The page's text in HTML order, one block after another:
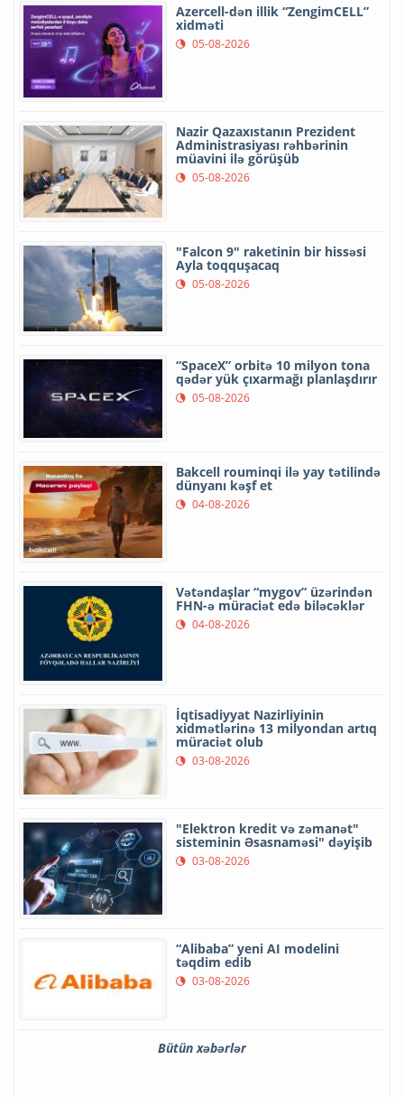
Azercell-dən illik “ZengimCELL”
xidməti
05-08-2026
Nazir Qazaxıstanın Prezident
Administrasiyası rəhbərinin
müavini ilə görüşüb
05-08-2026
"Falcon 9" raketinin bir hissəsi
Ayla toqquşacaq
05-08-2026
“SpaceX” orbitə 10 milyon tona
qədər yük çıxarmağı planlaşdırır
05-08-2026
Bakcell rouminqi ilə yay tətilində
dünyanı kəşf et
04-08-2026
Vətəndaşlar “mygov” üzərindən
FHN-ə müraciət edə biləcəklər
04-08-2026
İqtisadiyyat Nazirliyinin
xidmətlərinə 13 milyondan artıq
müraciət olub
03-08-2026
"Elektron kredit və zəmanət"
sisteminin Əsasnaməsi" dəyişib
03-08-2026
“Alibaba” yeni AI modelini
təqdim edib
03-08-2026
Bütün xəbərlər